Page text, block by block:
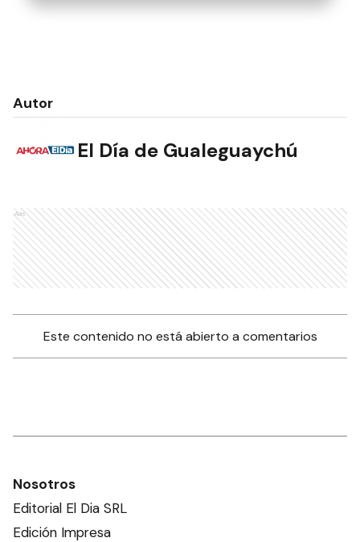
Autor
El Día de Gualeguaychú
Ads
Este contenido no está abierto a comentarios
Nosotros
Editorial El Dia SRL
Edición Impresa